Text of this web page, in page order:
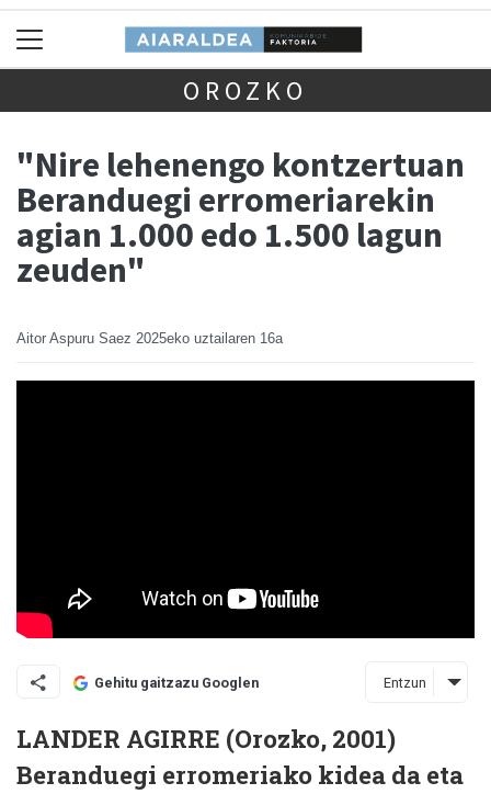
OROZKO
"Nire lehenengo kontzertuan
Beranduegi erromeriarekin
agian 1.000 edo 1.500 lagun
zeuden"
Aitor Aspuru Saez 2025eko uztailaren 16a
Gehitu gaitzazu Googlen Entzun
LANDER AGIRRE (Orozko, 2001)
Beranduegi erromeriako kidea da eta